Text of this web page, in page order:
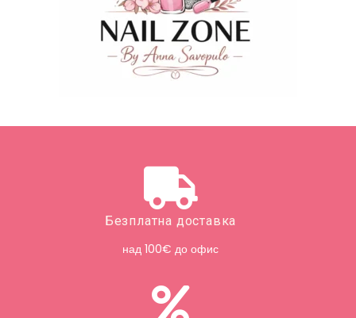
Безплатна доставка
над 100€ до офис